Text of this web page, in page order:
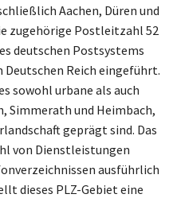
Aachen, Düren und
zugehörige Postleitzahl 52
deutschen Postsystems
Deutschen Reich eingeführt.
sowohl urbane als auch
Simmerath und Heimbach,
geprägt sind. Das
von Dienstleistungen
ausführlich
dieses PLZ-Gebiet eine